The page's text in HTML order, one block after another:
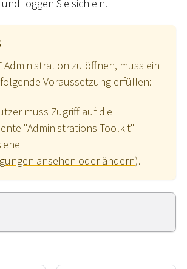
loggen Sie sich ein.
Administration zu öffnen, muss ein
Voraussetzung erfüllen:
muss Zugriff auf die
"Administrations-Toolkit"
ansehen oder ändern).